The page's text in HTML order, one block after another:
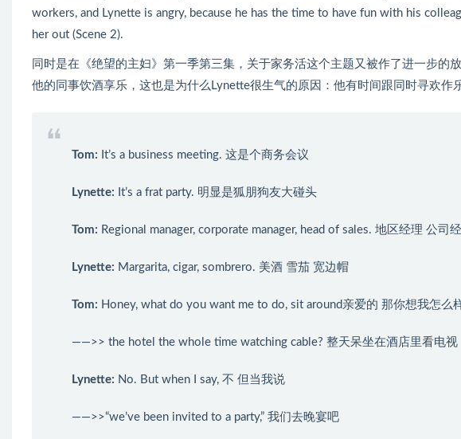
workers, and Lynette is angry, because he has the time to have fun with his
her out (Scene 2).
同时是在《绝望的主妇》第一季第三集，关于家务活这个主题又被作了进一步的
他的同事饮酒享乐，这也是为什么Lynette很生气的原因：他有时间跟同时寻欢作
Tom: It’s a business meeting. 这是个商务会议
Lynette: It’s a frat party. 明显是狐朋狗友大碰头
Tom: Regional manager, corporate manager, head of sales. 地区经理 公司
Lynette: Margarita, cigar, sombrero. 美酒 雪茄 宽边帽
Tom: Honey, what do you want me to do, sit around亲爱的 那你想我怎么
——>> the hotel the whole time watching cable? 整天呆坐在酒店里看电视
Lynette: No. But when I say, 不 但当我说
——>>“we’ve been invited to a party,” 我们去晚宴吧